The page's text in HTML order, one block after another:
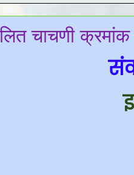
चाचणी क्रमांक